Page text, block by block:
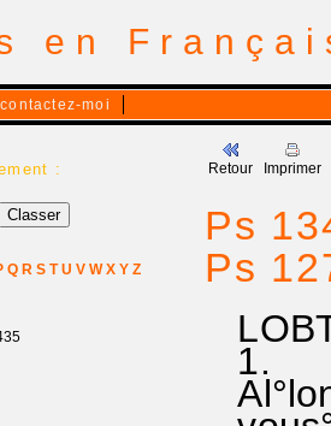
en
contactez-moi
:
Q R S T U V W X Y Z
Retour Imprimer
Ps
Ps
1.